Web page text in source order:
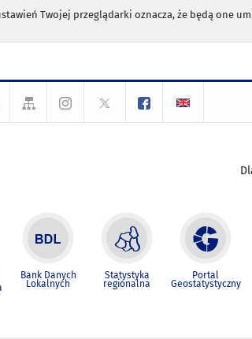
Twojej przeglądarki oznacza, że będą one
Bank Danych
Lokalnych
Statystyka
regionalna
Portal
Geostatystyczny